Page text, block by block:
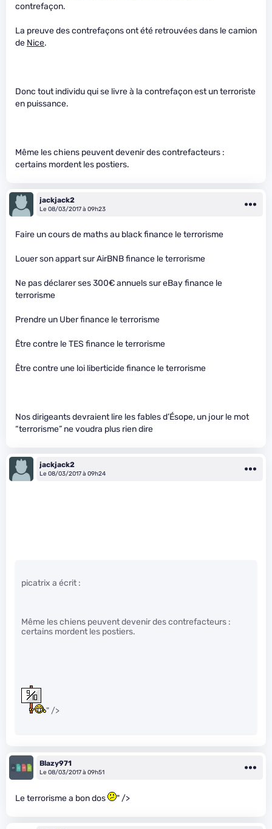
contrefaçon.
La preuve des contrefaçons ont été retrouvées dans le camion
de Nice.
Donc tout individu qui se livre à la contrefaçon est un terroriste
en puissance.
Même les chiens peuvent devenir des contrefacteurs :
certains mordent les postiers.
jackjack2
Le 08/03/2017 à 09h23
Faire un cours de maths au black finance le terrorisme
Louer son appart sur AirBNB finance le terrorisme
Ne pas déclarer ses 300€ annuels sur eBay finance le
terrorisme
Prendre un Uber finance le terrorisme
Être contre le TES finance le terrorisme
Être contre une loi liberticide finance le terrorisme
Nos dirigeants devraient lire les fables d’Ésope, un jour le mot
“terrorisme” ne voudra plus rien dire
jackjack2
Le 08/03/2017 à 09h24
picatrix a écrit :
Même les chiens peuvent devenir des contrefacteurs :
certains mordent les postiers.
" />
Blazy971
Le 08/03/2017 à 09h51
Le terrorisme a bon dos " />